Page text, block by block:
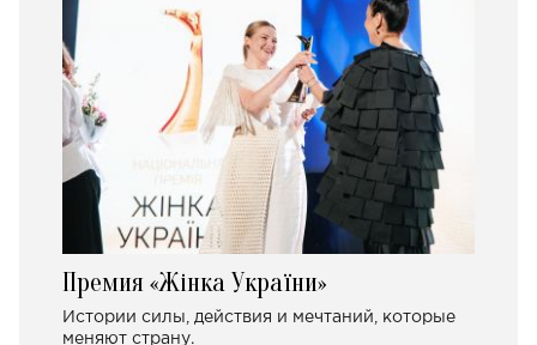
Премия «Жінка України»
Истории силы, действия и мечтаний, которые
меняют страну.